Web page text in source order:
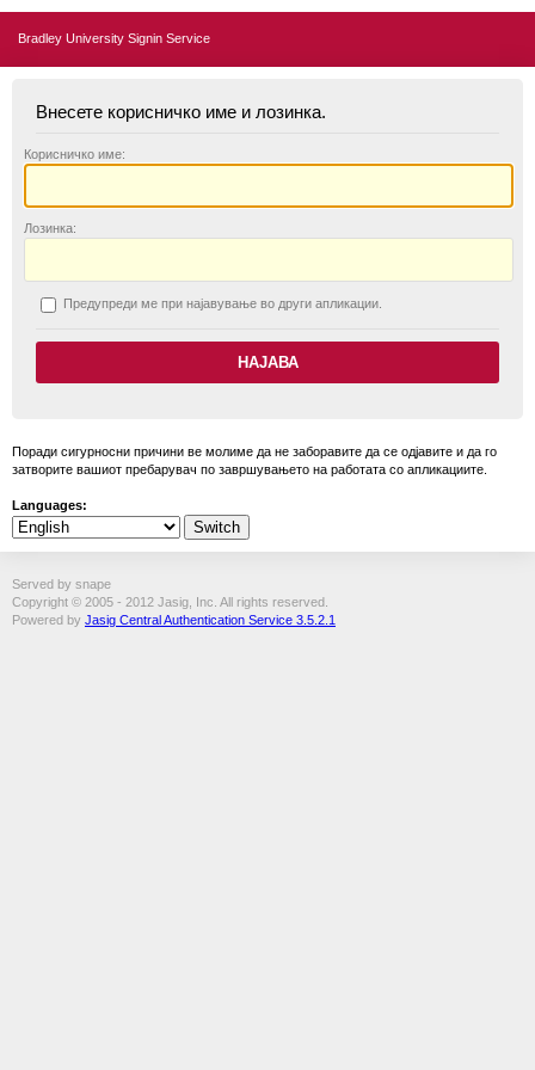
Bradley University Signin Service
Внесете корисничко име и лозинка.
Корисничко име:
Лозинка:
Предупреди ме при најавување во други апликации.
Поради сигурносни причини ве молиме да не заборавите да се одјавите и да го
затворите вашиот пребарувач по завршувањето на работата со апликациите.
Languages:
Served by snape
Copyright © 2005 - 2012 Jasig, Inc. All rights reserved.
Powered by Jasig Central Authentication Service 3.5.2.1